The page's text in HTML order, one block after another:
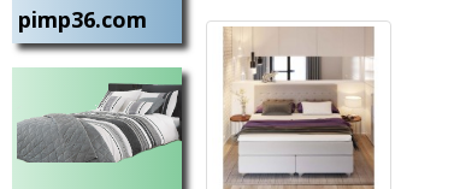
pimp36.com